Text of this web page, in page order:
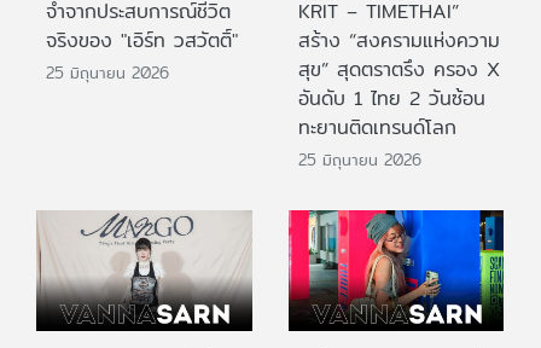
จำจากประสบการณ์ชีวิต
จริงของ "เอิร์ท วสวัตติ์"
25 มิถุนายน 2026
KRIT – TIMETHAI”
สร้าง “สงครามแห่งความ
สุข” สุดตราตรึง ครอง X
อันดับ 1 ไทย 2 วันซ้อน
ทะยานติดเทรนด์โลก
25 มิถุนายน 2026